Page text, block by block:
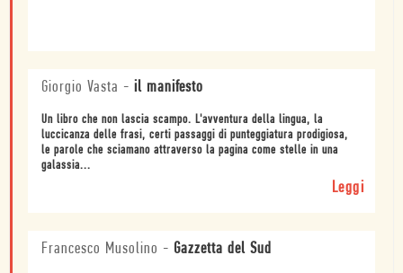
Giorgio Vasta - il manifesto
Un libro che non lascia scampo. L'avventura della lingua, la
luccicanza delle frasi, certi passaggi di punteggiatura prodigiosa,
le parole che sciamano attraverso la pagina come stelle in una
galassia...
Leggi
Francesco Musolino - Gazzetta del Sud